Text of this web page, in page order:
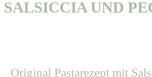
SALSICCIA UND
Original Pastarezept mit